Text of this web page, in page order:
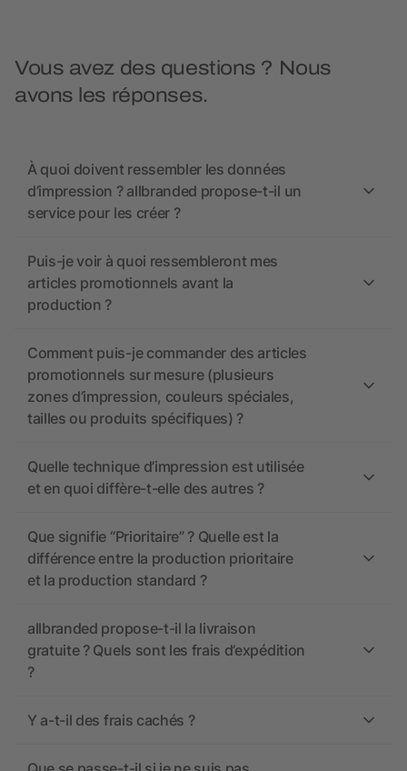
Vous avez des questions ? Nous
avons les réponses.
À quoi doivent ressembler les données
d’impression ? allbranded propose-t-il un
service pour les créer ?
Puis-je voir à quoi ressembleront mes
articles promotionnels avant la
production ?
Comment puis-je commander des articles
promotionnels sur mesure (plusieurs
zones d’impression, couleurs spéciales,
tailles ou produits spécifiques) ?
Quelle technique d’impression est utilisée
et en quoi diffère-t-elle des autres ?
Que signifie “Prioritaire” ? Quelle est la
différence entre la production prioritaire
et la production standard ?
allbranded propose-t-il la livraison
gratuite ? Quels sont les frais d’expédition
?
Y a-t-il des frais cachés ?